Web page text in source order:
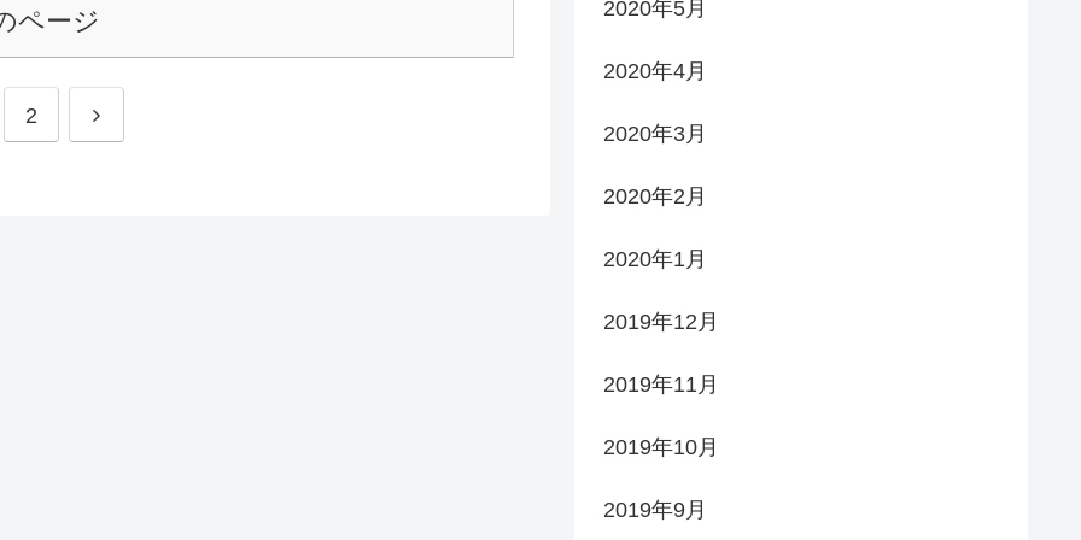
ページ
2 次
2020年5月
2020年4月
2020年3月
2020年2月
2020年1月
2019年12月
2019年11月
2019年10月
2019年9月